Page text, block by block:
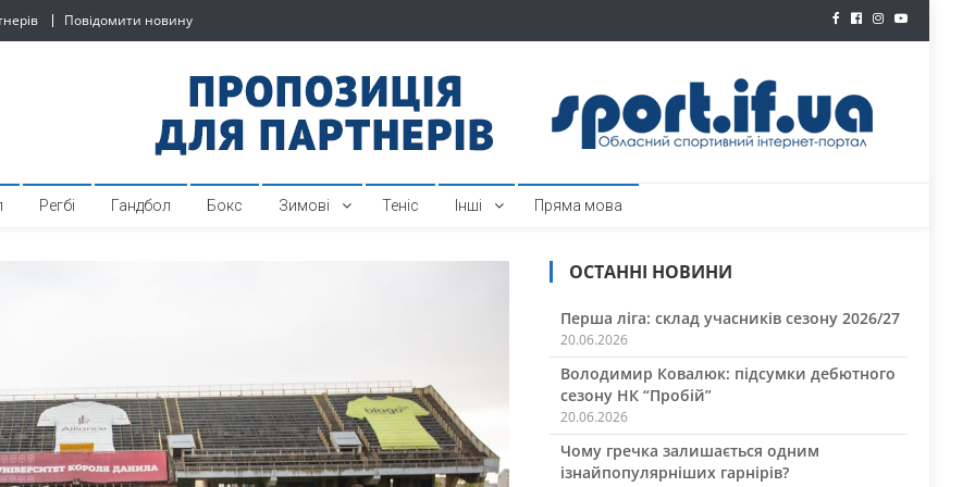
Повідомити новину
спортивний інтернет-портал
Регбі Гандбол Бокс Зимові Теніс Інші Пряма мова
ОСТАННІ НОВИНИ
Перша ліга: склад учасників сезону 2026/27
20.06.2026
Володимир Ковалюк: підсумки дебютного
сезону НК “Пробій”
20.06.2026
Чому гречка залишається одним
ізнайпопулярніших гарнірів?